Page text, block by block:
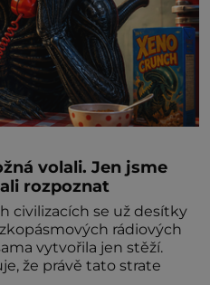
volali. Jen jsme
rozpoznat
civilizacích se už desítky
rádiových
vytvořila jen stěží.
že právě tato strate